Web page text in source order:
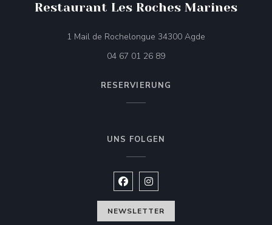
Restaurant Les Roches Marines
1 Mail de Rochelongue 34300 Agde
04 67 01 26 89
RESERVIERUNG
UNS FOLGEN
Facebook ((öffnet ein neues
Instagram ((öffnet ein neues
NEWSLETTER